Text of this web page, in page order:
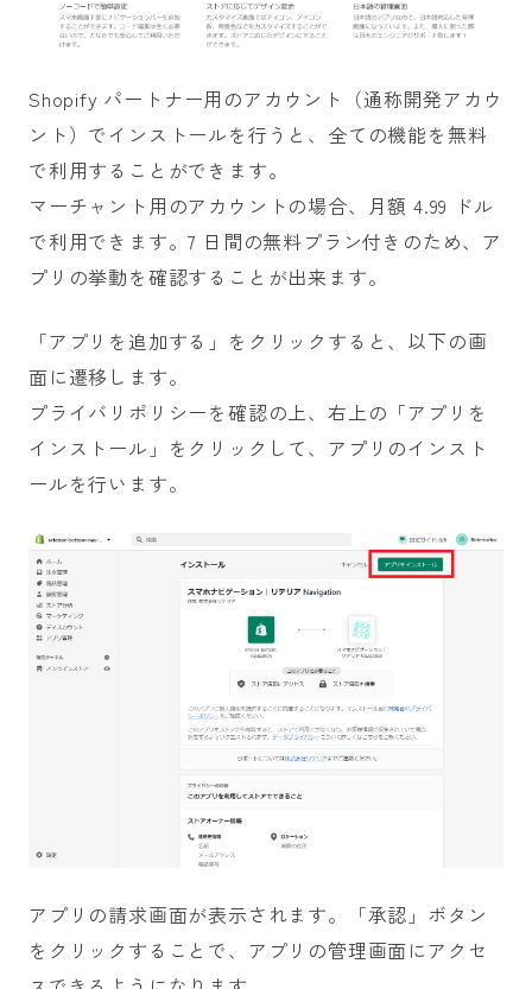
Shopify パートナー用のアカウント（通称開発アカウ
ント）でインストールを行うと、全ての機能を無料
で利用することができます。
マーチャント用のアカウントの場合、月額 4.99 ドル
で利用できます。7 日間の無料プラン付きのため、ア
プリの挙動を確認することが出来ます。
「アプリを追加する」をクリックすると、以下の画
面に遷移します。
プライバリポリシーを確認の上、右上の「アプリを
インストール」をクリックして、アプリのインスト
ールを行います。
アプリの請求画面が表示されます。「承認」ボタン
をクリックすることで、アプリの管理画面にアクセ